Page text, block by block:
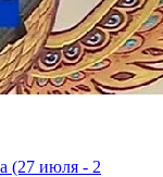
(27 июля - 2